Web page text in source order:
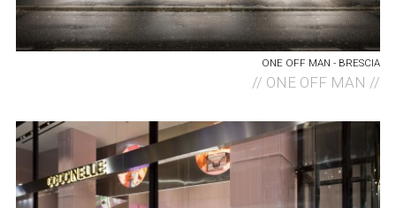
ONE OFF MAN - BRESCIA
// ONE OFF MAN //